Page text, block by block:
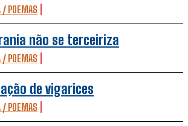
/ POEMAS
não se terceiriza
/ POEMAS
de vigarices
/ POEMAS